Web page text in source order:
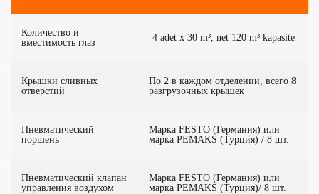
Количество и
вместимость глаз
4 adet x 30 m³, net 120 m³ kapasite
Крышки сливных
отверстий
По 2 в каждом отделении, всего 8
разгрузочных крышек
Пневматический
поршень
Марка FESTO (Германия) или
марка PEMAKS (Турция) / 8 шт.
Пневматический клапан
управления воздухом
Марка FESTO (Германия) или
марка PEMAKS (Турция)/ 8 шт.